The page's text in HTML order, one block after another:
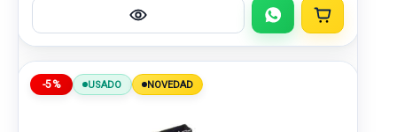
-5% USADO NOVEDAD